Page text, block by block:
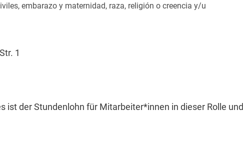
embarazo y maternidad, raza, religión o creencia y/u
1
ist der Stundenlohn für Mitarbeiter*innen in dieser Rolle und